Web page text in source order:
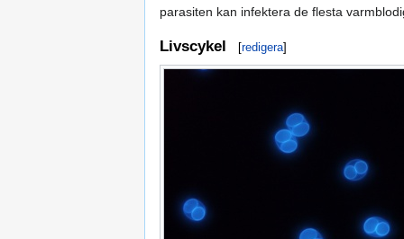
parasiten kan infektera de flesta
Livscykel [redigera]